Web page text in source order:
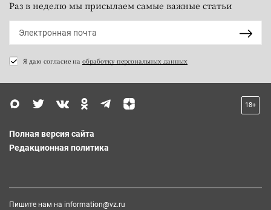
Раз в неделю мы присылаем самые важные статьи
Я даю согласие на обработку персональных данных
18+
Полная версия сайта
Редакционная политика
Пишите нам на information@vz.ru